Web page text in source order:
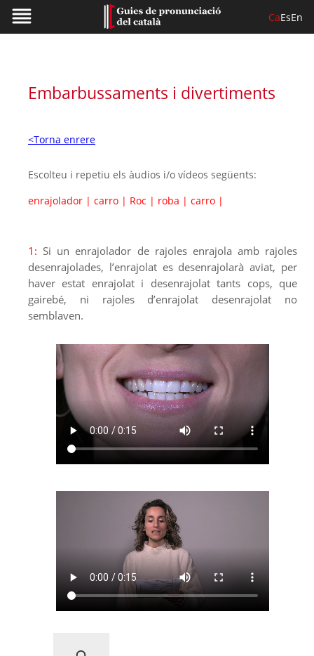
CaEsEn
Embarbussaments i divertiments
<Torna enrere
Escolteu i repetiu els àudios i/o vídeos següents:
enrajolador | carro | Roc | roba | carro |
1: Si un enrajolador de rajoles enrajola amb rajoles
desenrajolades, l’enrajolat es desenrajolarà aviat, per
haver estat enrajolat i desenrajolat tants cops, que
gairebé, ni rajoles d’enrajolat desenrajolat no
semblaven.